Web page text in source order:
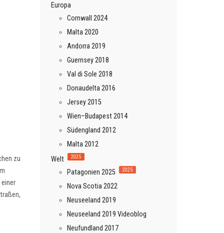
zu
Europa
Cornwall 2024
Malta 2020
Andorra 2019
Guernsey 2018
Val di Sole 2018
Donaudelta 2016
Jersey 2015
Wien–Budapest 2014
Südengland 2012
Malta 2012
Welt
2025
Patagonien 2025 2025
Nova Scotia 2022
Neuseeland 2019
Neuseeland 2019 Videoblog
Neufundland 2017